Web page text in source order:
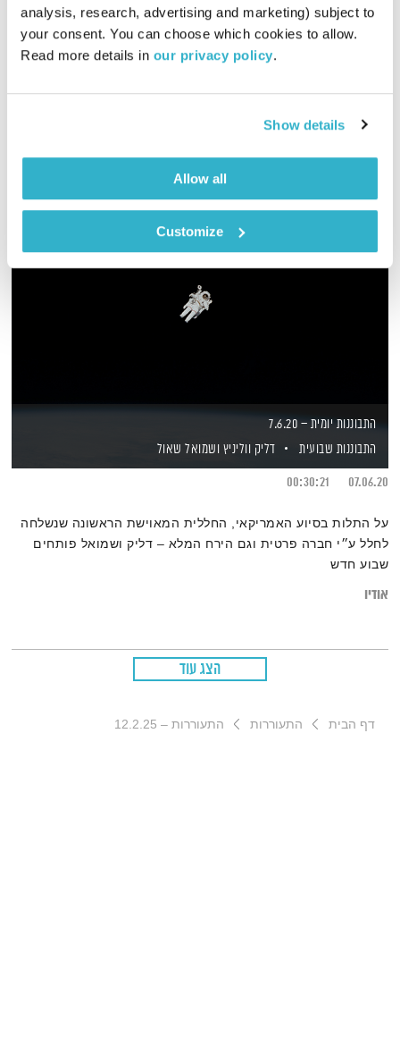
analysis, research, advertising and marketing) subject to
your consent. You can choose which cookies to allow.
Read more details in our privacy policy.
Show details
Allow all
Customize
17.01.23
00:58:28
שעה של מוזיקה מעולה לבוקר. כל בוקר – בעריכת ובהגשת אמיר
התבוננות יומית – 7.6.20
התבוננות שבועית
דליק ווליניץ ושמואל שאול
07.06.20
00:30:21
על התלות בסיוע האמריקאי, החללית המאוישת הראשונה שנשלחה
לחלל ע״י חברה פרטית וגם הירח המלא – דליק ושמואל פותחים
שבוע חדש
אודיו
הצג עוד
דף הבית התעוררות התעוררות – 12.2.25